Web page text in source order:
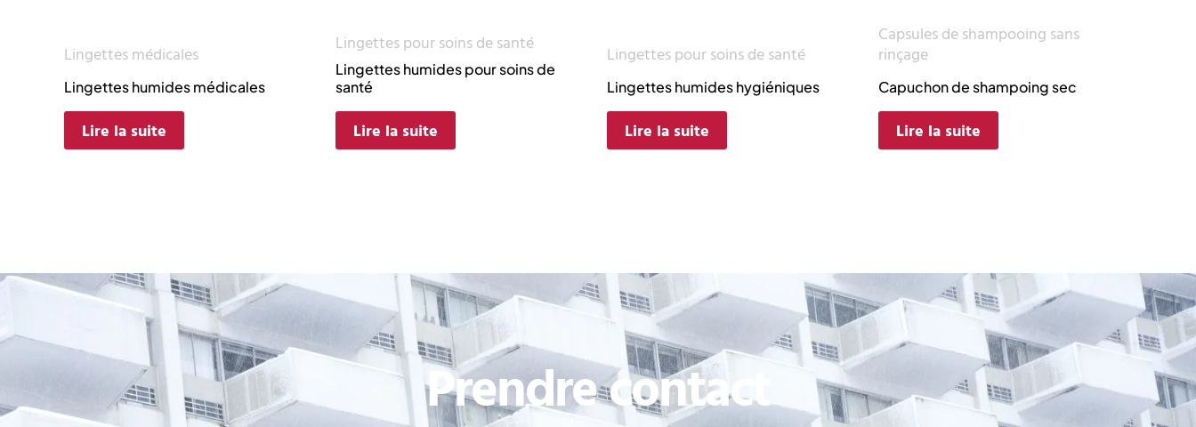
Lingettes médicales
Lingettes humides médicales
Lire la suite
Lingettes pour soins de santé
Lingettes humides pour soins de
santé
Lire la suite
Lingettes pour soins de santé
Lingettes humides hygiéniques
Lire la suite
Capsules de shampooing sans
rinçage
Capuchon de shampoing sec
Lire la suite
Prendre contact